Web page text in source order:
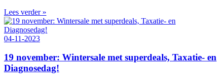
Lees verder »
04-11-2023
19 november: Wintersale met superdeals, Taxatie- en
Diagnosedag!